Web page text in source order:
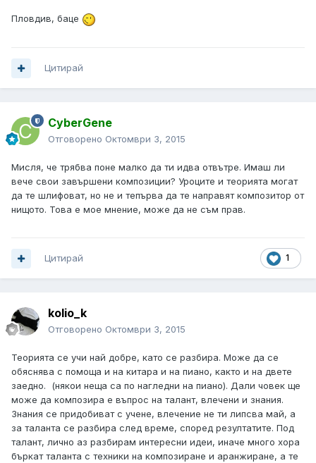
Пловдив, баце
Цитирай
CyberGene
Отговорено Октомври 3, 2015
Мисля, че трябва поне малко да ти идва отвътре. Имаш ли
вече свои завършени композиции? Уроците и теорията могат
да те шлифоват, но не и тепърва да те направят композитор от
нищото. Това е мое мнение, може да не съм прав.
1
Цитирай
kolio_k
Отговорено Октомври 3, 2015
Теорията се учи най добре, като се разбира. Може да се
обяснява с помоща и на китара и на пиано, както и на двете
заедно. (някои неща са по нагледни на пиано). Дали човек ще
може да композира е въпрос на талант, влечени и знания.
Знания се придобиват с учене, влечение не ти липсва май, а
за таланта се разбира след време, според резултатите. Под
талант, лично аз разбирам интересни идеи, иначе много хора
бъркат таланта с техники на композиране и аранжиране, а те